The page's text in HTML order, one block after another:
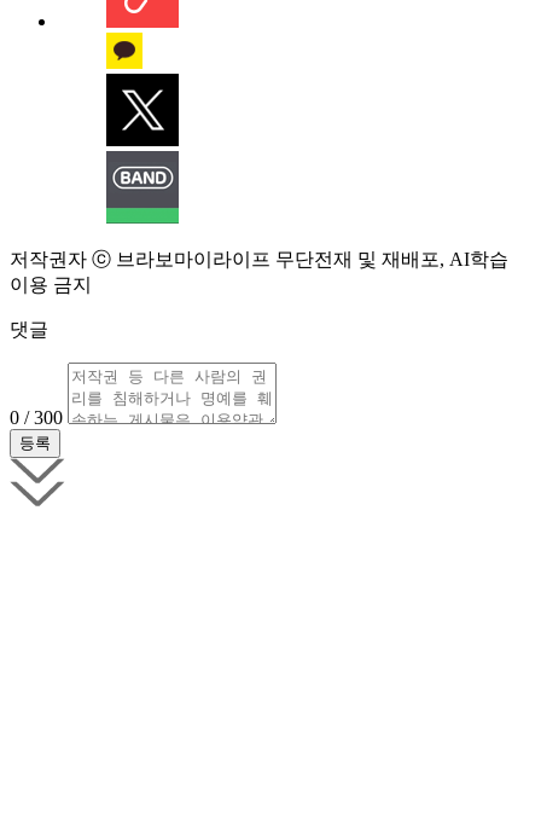
저작권자 ⓒ 브라보마이라이프 무단전재 및 재배포, AI학습
이용 금지
댓글
0 / 300